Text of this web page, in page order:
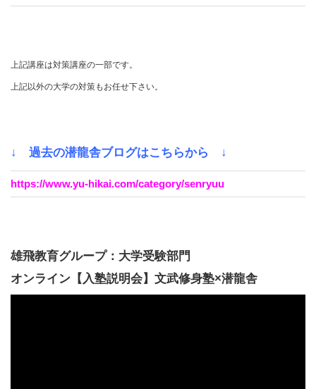
上記講座は対策講座の一部です。
上記以外の大学の対策もお任せ下さい。
↓ 過去の潜龍舎ブログはこちらから ↓
https://www.yu-hikai.com/category/senryuu
雄飛教育グループ：大学受験部門
オンライン【入塾説明会】文武修身塾×潜龍舎